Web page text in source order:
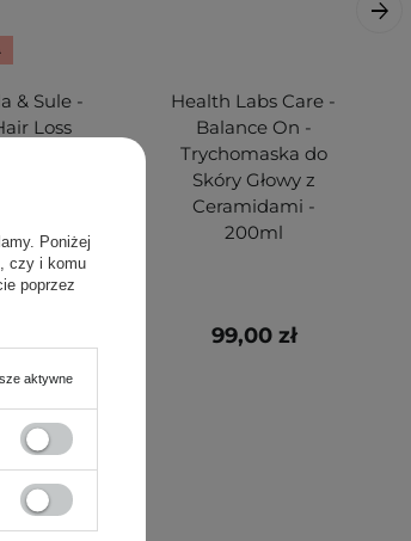
& Sule -
Loss
- 70ml
Health Labs Care -
Balance On -
Trychomaska do
Skóry Głowy z
Ceramidami -
200ml
99,00 zł
Poniżej
czy i komu
poprzez
aktywne